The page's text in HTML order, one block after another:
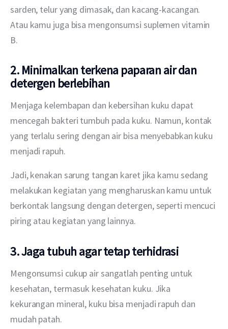
sarden, telur yang dimasak, dan kacang-kacangan.
Atau kamu juga bisa mengonsumsi suplemen vitamin
B.
2. Minimalkan terkena paparan air dan
detergen berlebihan
Menjaga kelembapan dan kebersihan kuku dapat
mencegah bakteri tumbuh pada kuku. Namun, kontak
yang terlalu sering dengan air bisa menyebabkan kuku
menjadi rapuh.
Jadi, kenakan sarung tangan karet jika kamu sedang
melakukan kegiatan yang mengharuskan kamu untuk
berkontak langsung dengan detergen, seperti mencuci
piring atau kegiatan yang lainnya.
3. Jaga tubuh agar tetap terhidrasi
Mengonsumsi cukup air sangatlah penting untuk
kesehatan, termasuk kesehatan kuku. Jika
kekurangan mineral, kuku bisa menjadi rapuh dan
mudah patah.